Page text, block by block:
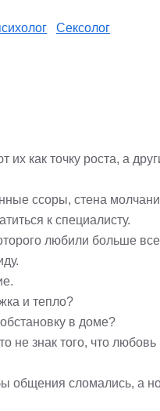
Сексолог
их как точку роста, а
ссоры, стена
к специалисту.
любили больше
и тепло?
в доме?
не знак того, что любовь
общения сломались, а